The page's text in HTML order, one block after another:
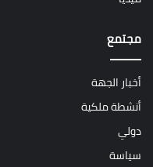
مجتمع
أخبار الجهة
أنشطة ملكية
دولي
سياسة